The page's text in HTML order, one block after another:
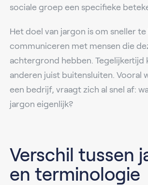
sociale groep een specifieke
Het doel van jargon is om sneller te
communiceren met mensen die
achtergrond hebben. Tegelijkertijd
anderen juist buitensluiten. Vooral
een bedrijf, vraagt zich al snel af:
jargon eigenlijk?
Verschil tussen
en terminologie